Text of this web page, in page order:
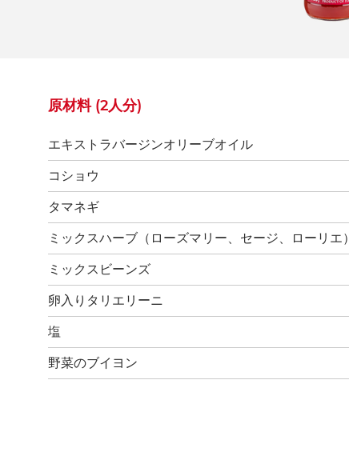
原材料 (2人分)
エキストラバージンオリーブオイル
コショウ
タマネギ
ミックスハーブ（ローズマリー、セージ、ローリエ）
ミックスビーンズ
卵入りタリエリーニ
塩
野菜のブイヨン